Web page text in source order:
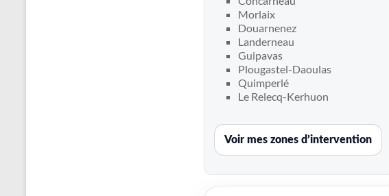
Morlaix
Douarnenez
Landerneau
Guipavas
Plougastel-Daoulas
Quimperlé
Le Relecq-Kerhuon
Voir mes zones d’intervention